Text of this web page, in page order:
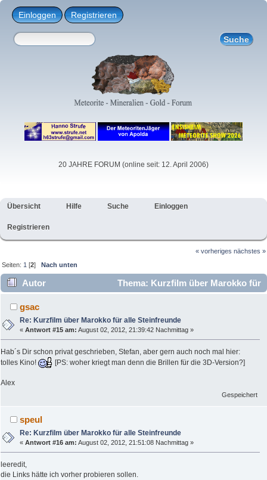
Einloggen Registrieren
20 JAHRE FORUM (online seit: 12. April 2006)
Übersicht Hilfe Suche Einloggen
Registrieren
« vorheriges nächstes »
Seiten: 1 [2]Nach unten
Autor
Thema: Kurzfilm über Marokko für
alle Steinfreunde (Gelesen 12768 mal)
gsac
Re: Kurzfilm über Marokko für alle Steinfreunde
«Antwort #15 am: August 02, 2012, 21:39:42 Nachmittag »
Hab´s Dir schon privat geschrieben, Stefan, aber gern auch noch mal hier:
tolles Kino!
[PS: woher kriegt man denn die Brillen für die 3D-Version?]
Alex
Gespeichert
speul
Re: Kurzfilm über Marokko für alle Steinfreunde
«Antwort #16 am: August 02, 2012, 21:51:08 Nachmittag »
leeredit,
die Links hätte ich vorher probieren sollen.